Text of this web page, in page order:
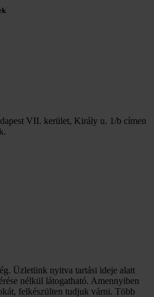
VII. kerület, Király u. 1/b címen
Üzletünk nyitva tartási ideje alatt
nélkül látogatható. Amennyiben
felkészülten tudjuk várni. Több